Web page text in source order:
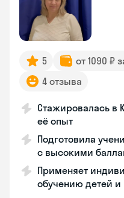
5 от 1090 ₽
4 отзыва
Стажировалась в
её опыт
Подготовила
с высокими
Применяет
обучению детей и